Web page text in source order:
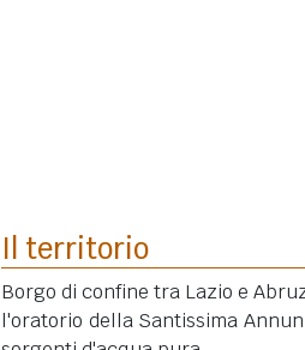
Il territorio
Borgo di confine tra Lazio e
l'oratorio della Santissima